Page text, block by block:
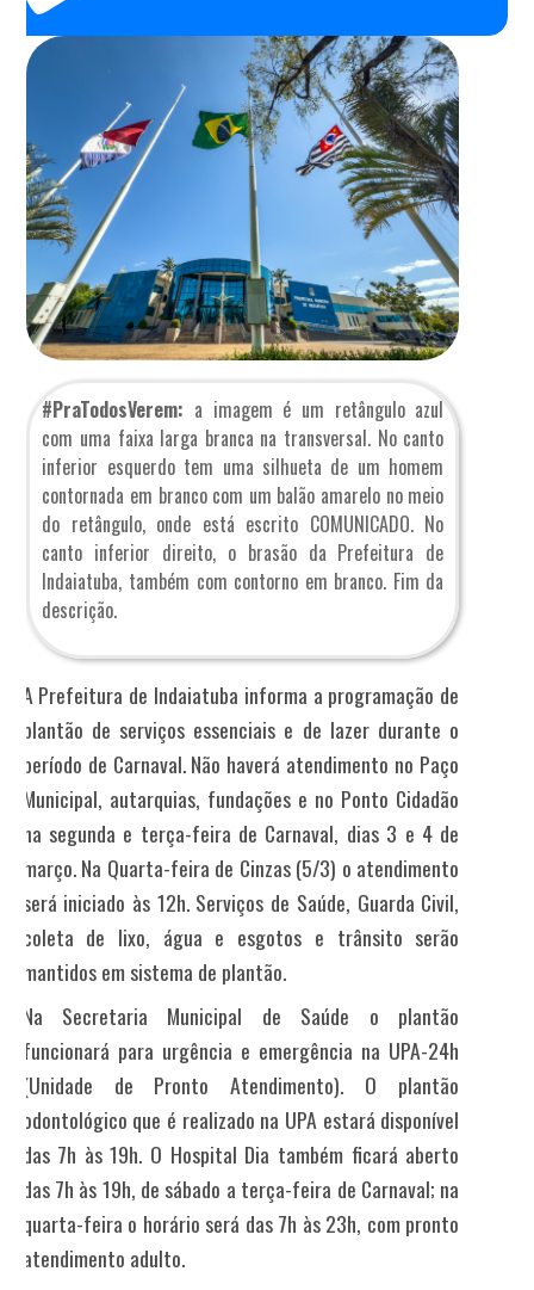
#PraTodosVerem: a imagem é um retângulo azul
com uma faixa larga branca na transversal. No canto
inferior esquerdo tem uma silhueta de um homem
contornada em branco com um balão amarelo no meio
do retângulo, onde está escrito COMUNICADO. No
canto inferior direito, o brasão da Prefeitura de
Indaiatuba, também com contorno em branco. Fim da
descrição.
A Prefeitura de Indaiatuba informa a programação de
plantão de serviços essenciais e de lazer durante o
período de Carnaval. Não haverá atendimento no Paço
Municipal, autarquias, fundações e no Ponto Cidadão
na segunda e terça-feira de Carnaval, dias 3 e 4 de
março. Na Quarta-feira de Cinzas (5/3) o atendimento
será iniciado às 12h. Serviços de Saúde, Guarda Civil,
coleta de lixo, água e esgotos e trânsito serão
mantidos em sistema de plantão.
Na Secretaria Municipal de Saúde o plantão
funcionará para urgência e emergência na UPA-24h
(Unidade de Pronto Atendimento). O plantão
odontológico que é realizado na UPA estará disponível
das 7h às 19h. O Hospital Dia também ficará aberto
das 7h às 19h, de sábado a terça-feira de Carnaval; na
quarta-feira o horário será das 7h às 23h, com pronto
atendimento adulto.